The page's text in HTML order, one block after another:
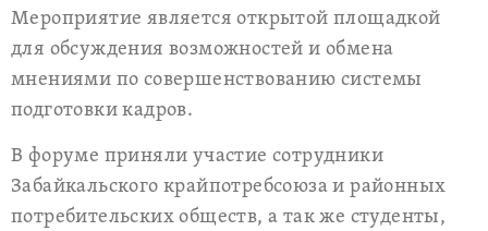
Мероприятие является открытой площадкой
для обсуждения возможностей и обмена
мнениями по совершенствованию системы
подготовки кадров.
В форуме приняли участие сотрудники
Забайкальского крайпотребсоюза и районных
потребительских обществ, а так же студенты,